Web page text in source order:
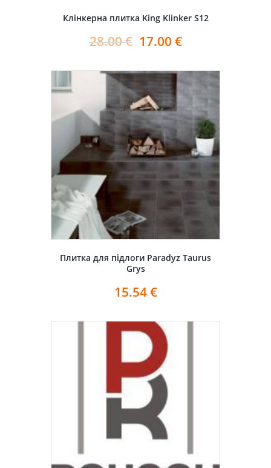
Клінкерна плитка King Klinker S12
28.00€ 17.00 €
Плитка для підлоги Paradyz Taurus
Grys
15.54€